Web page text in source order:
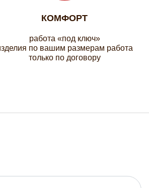
КОМФОРТ
работа «под ключ»
по вашим размерам работа
только по договору